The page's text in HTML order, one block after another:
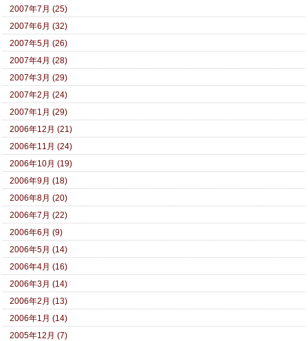
2007年7月 (25)
2007年6月 (32)
2007年5月 (26)
2007年4月 (28)
2007年3月 (29)
2007年2月 (24)
2007年1月 (29)
2006年12月 (21)
2006年11月 (24)
2006年10月 (19)
2006年9月 (18)
2006年8月 (20)
2006年7月 (22)
2006年6月 (9)
2006年5月 (14)
2006年4月 (16)
2006年3月 (14)
2006年2月 (13)
2006年1月 (14)
2005年12月 (7)